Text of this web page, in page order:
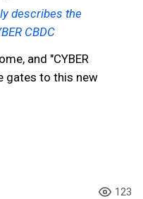
describes the
CBDC
and "CYBER
gates to this new
123